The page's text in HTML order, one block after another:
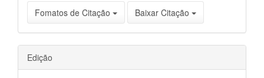
Fomatos de Citação Baixar Citação
Edição